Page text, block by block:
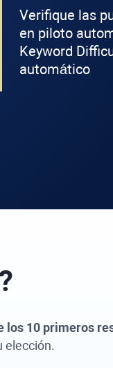
Verifique las
en piloto
Keyword
automático
los 10 primeros
elección.